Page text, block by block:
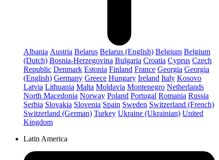
Albania Austria Belarus Belarus (English) Belgium Belgium
(Dutch) Bosnia-Herzegovina Bulgaria Croatia Cyprus Czech
Republic Denmark Estonia Finland France Georgia Georgia
(English) Germany Greece Hungary Ireland Italy Kosovo
Latvia Lithuania Malta Moldavia Montenegro Netherlands
North Macedonia Norway Poland Portugal Romania Russia
Serbia Slovakia Slovenia Spain Sweden Switzerland (French)
Switzerland (German) Turkey Ukraine (Ukrainian) United
Kingdom
Latin America